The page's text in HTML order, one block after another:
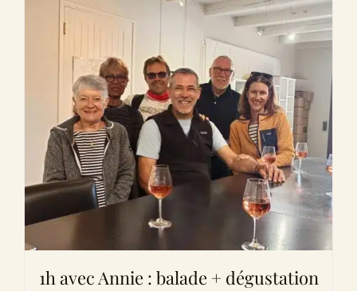
1h avec Annie : balade + dégustation